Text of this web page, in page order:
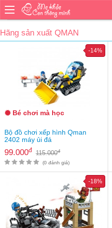
Bé
mặc
Bé
đi
ngoài
Bé
Bé
khỏe
an
Hãng sản xuất QMAN
Bộ đồ chơi xếp hình Qman
2402 máy ủi đá
99.000đ 115.000đ
-14%
(0 đánh giá)
Bé chơi mà học
-18%